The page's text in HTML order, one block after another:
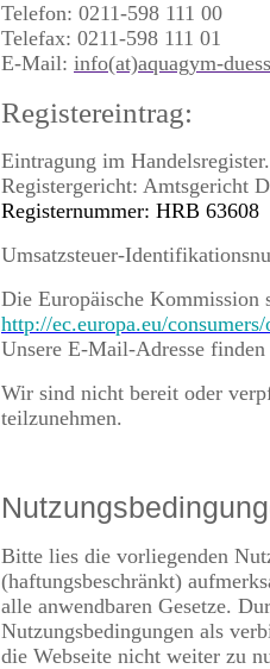
Telefon: 0211-598 111 00
Telefax: 0211-598 111 01
E-Mail: info(at)aquagym-
Registereintrag:
Eintragung im Handelsregister.
Registergericht: Amtsgericht
Registernummer: HRB 63608
Umsatzsteuer-
Die Europäische
http://ec.europa.eu/
Unsere E-Mail-Adresse
Wir sind nicht bereit oder
teilzunehmen.
Bitte lies die vorliegenden
(haftungsbeschränkt)
alle anwendbaren Gesetze.
Nutzungsbedingungen als
die Webseite nicht weiter zu